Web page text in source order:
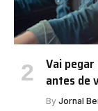
Vai
antes de
By Jornal